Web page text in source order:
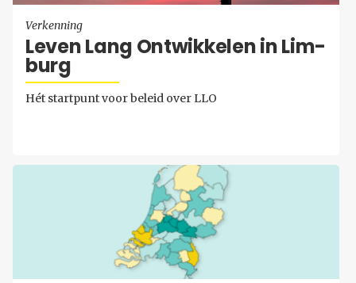
Verkenning
Leven Lang Ont­wik­ke­len in Lim­
burg
Hét startpunt voor beleid over LLO